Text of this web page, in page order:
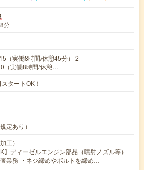
分
（実働8時間/休憩45分） 2
（実働8時間/休憩…
タートOK！
定あり）
工）
】ディーゼルエンジン部品（噴射ノズル等）
業務 ・ネジ締めやボルトを締め…